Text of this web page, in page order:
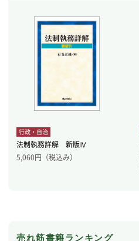
行政・自治
法制執務詳解 新版Ⅳ
5,060円（税込み）
売れ筋書籍ランキング